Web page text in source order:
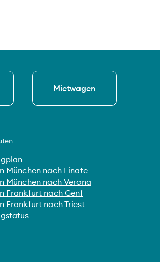
Mietwagen
München nach Linate
München nach Verona
Frankfurt nach Genf
Frankfurt nach Triest